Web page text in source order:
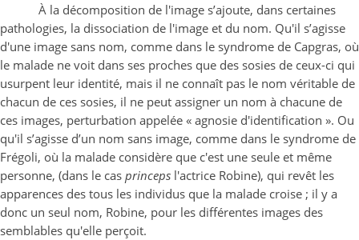
À la décomposition de l'image s’ajoute, dans certaines
pathologies, la dissociation de l'image et du nom. Qu'il s’agisse
d'une image sans nom, comme dans le syndrome de Capgras, où
le malade ne voit dans ses proches que des sosies de ceux-ci qui
usurpent leur identité, mais il ne connaît pas le nom véritable de
chacun de ces sosies, il ne peut assigner un nom à chacune de
ces images, perturbation appelée « agnosie d'identification ». Ou
qu'il s’agisse d’un nom sans image, comme dans le syndrome de
Frégoli, où la malade considère que c'est une seule et même
personne, (dans le casprinceps l'actrice Robine), qui revêt les
apparences des tous les individus que la malade croise ; il y a
donc un seul nom, Robine, pour les différentes images des
semblables qu'elle perçoit.